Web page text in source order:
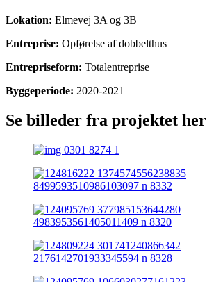
Lokation: Elmevej 3A og 3B
Entreprise: Opførelse af dobbelthus
Entrepriseform: Totalentreprise
Byggeperiode: 2020-2021
Se billeder fra projektet her